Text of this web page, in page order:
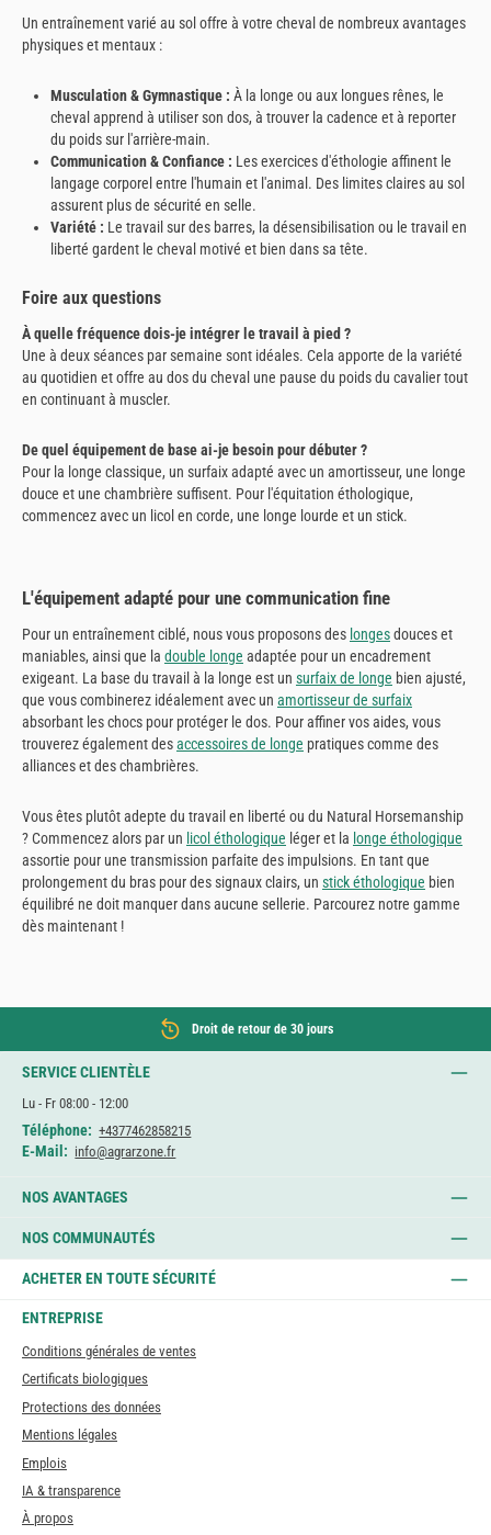
Un entraînement varié au sol offre à votre cheval de nombreux avantages
physiques et mentaux :
Musculation & Gymnastique : À la longe ou aux longues rênes, le
cheval apprend à utiliser son dos, à trouver la cadence et à reporter
du poids sur l'arrière-main.
Communication & Confiance : Les exercices d'éthologie affinent le
langage corporel entre l'humain et l'animal. Des limites claires au sol
assurent plus de sécurité en selle.
Variété : Le travail sur des barres, la désensibilisation ou le travail en
liberté gardent le cheval motivé et bien dans sa tête.
Foire aux questions
À quelle fréquence dois-je intégrer le travail à pied ?
Une à deux séances par semaine sont idéales. Cela apporte de la variété
au quotidien et offre au dos du cheval une pause du poids du cavalier tout
en continuant à muscler.
De quel équipement de base ai-je besoin pour débuter ?
Pour la longe classique, un surfaix adapté avec un amortisseur, une longe
douce et une chambrière suffisent. Pour l'équitation éthologique,
commencez avec un licol en corde, une longe lourde et un stick.
L'équipement adapté pour une communication fine
Pour un entraînement ciblé, nous vous proposons des longesdouces et
maniables, ainsi que la double longe adaptée pour un encadrement
exigeant. La base du travail à la longe est un surfaix de longe bien ajusté,
que vous combinerez idéalement avec un amortisseur de surfaix
absorbant les chocs pour protéger le dos. Pour affiner vos aides, vous
trouverez également desaccessoires de longe pratiques comme des
alliances et des chambrières.
Vous êtes plutôt adepte du travail en liberté ou du Natural Horsemanship
? Commencez alors par un licol éthologique léger et la longe éthologique
assortie pour une transmission parfaite des impulsions. En tant que
prolongement du bras pour des signaux clairs, un stick éthologique bien
équilibré ne doit manquer dans aucune sellerie. Parcourez notre gamme
dès maintenant !
Droit de retour de 30 jours
SERVICE CLIENTÈLE
Lu - Fr 08:00 - 12:00
Téléphone: +4377462858215
E-Mail: info@agrarzone.fr
NOS AVANTAGES
NOS COMMUNAUTÉS
ACHETER EN TOUTE SÉCURITÉ
ENTREPRISE
Conditions générales de ventes
Certificats biologiques
Protections des données
Mentions légales
Emplois
IA & transparence
À propos